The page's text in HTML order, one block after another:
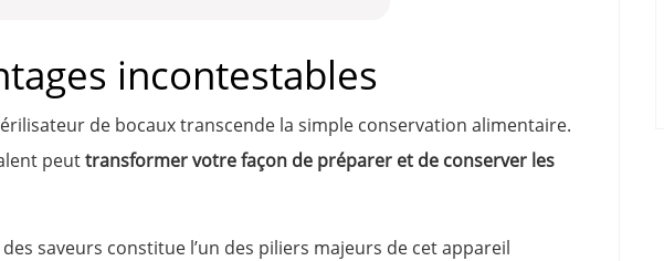
incontestables
de bocaux transcende la simple conservation alimentaire.
peuttransformer votre façon de préparer et de conserver les
saveurs constitue l’un des piliers majeurs de cet appareil